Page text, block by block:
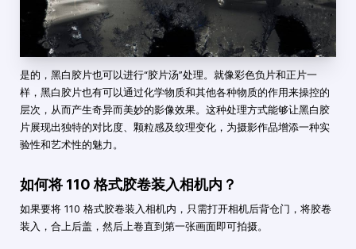
是的，黑白胶片也可以进行“胶片汤”处理。就像彩色负片和正片一
样，黑白胶片也有可以通过化学物质和其他各种物质的作用来操控的
层次，从而产生奇异而美妙的影像效果。这种处理方式能够让黑白胶
片展现出独特的对比度、颗粒感及纹理变化，为摄影作品增添一种实
验性和艺术性的魅力。
如何将 110 格式胶卷装入相机内？
如果要将 110 格式胶卷装入相机内，只需打开相机后背仓门，将胶卷
装入，合上后盖，然后上卷直到第一张画面即可拍摄。